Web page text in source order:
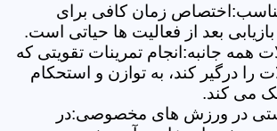
زمان کافی برای
بعد از فعالیت ها حیاتی است.
همه جانبه:انجام تمرینات تقویتی که
را درگیر کند، به توازن و استحکام
می کند.
در ورزش های مخصوصی:در